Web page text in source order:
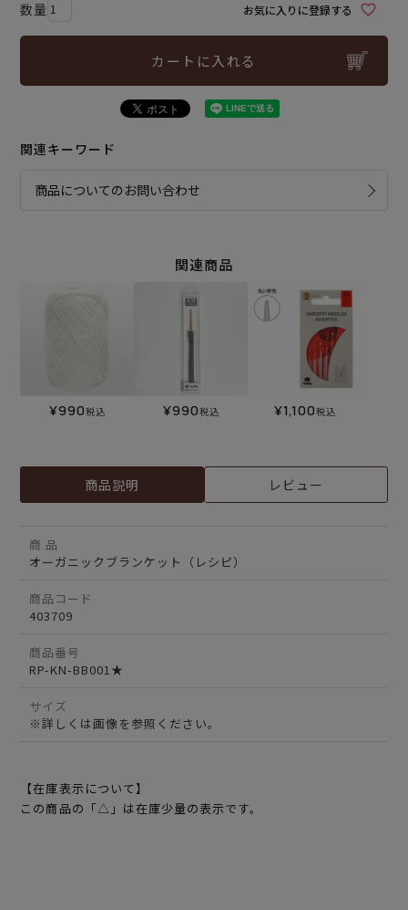
お気に入りに登録する
カートに入れる
関連キーワード
商品についてのお問い合わせ
関連商品
¥990税込 ¥990税込 ¥1,100税込
商品説明 レビュー
商 品
オーガニックブランケット（レシピ）
商品コード
403709
商品番号
RP-KN-BB001★
サイズ
※詳しくは画像を参照ください。
【在庫表示について】
この商品の「△」は在庫少量の表示です。